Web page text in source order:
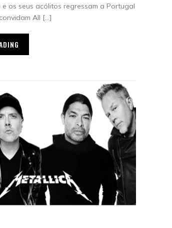
e os seus acólitos regressam a Portugal
All […]